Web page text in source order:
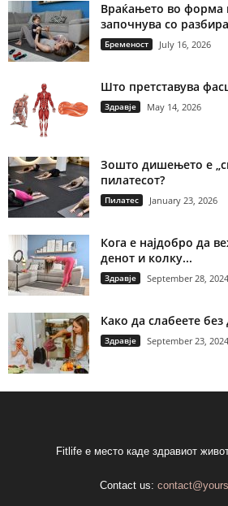
Враќањето во форма
започнува со
Бременост July 16, 2026
Што претставува
Здравје May 14, 2026
Зошто дишењето е
пилатесот?
Пилатес January 23, 2026
Кога е најдобро да
денот и колку...
Здравје September 28, 2024
Како да слабеете без
Здравје September 23, 2024
Fitlife е место каде здравиот
Contact us: